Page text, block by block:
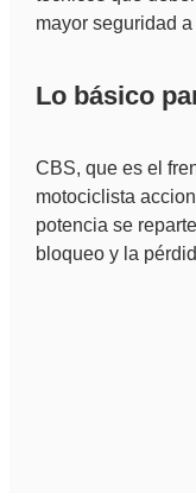
mayor seguridad
Lo básico
CBS, que es el
motociclista
potencia se
bloqueo y la